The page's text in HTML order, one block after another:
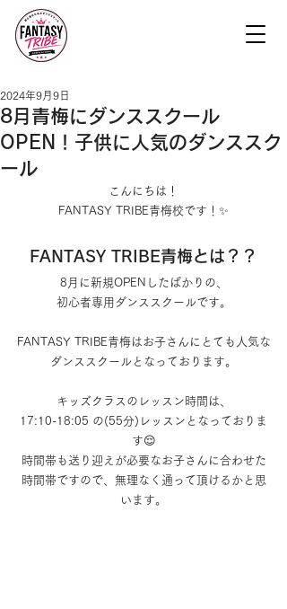
8月青梅にダンススクール
OPEN！子供に人気のダンススク
ール
2024年9月9日
こんにちは！
FANTASY TRIBE青梅校です！✨
FANTASY TRIBE青梅とは？？
8月に新規OPENしたばかりの、
初心者専用ダンススクールです。
FANTASY TRIBE青梅はお子さんにとても人気な
ダンススクールとなっております。
キッズクラスのレッスン時間は、
17:10-18:05 の(55分)レッスンとなっておりま
す😌
時間帯も送り迎えが必要なお子さんに合わせた
時間帯ですので、無理なく通って頂けるかと思
います。